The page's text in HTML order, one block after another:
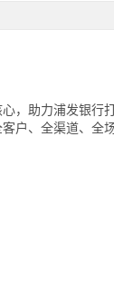
，助力浦发银行
户、全渠道、全